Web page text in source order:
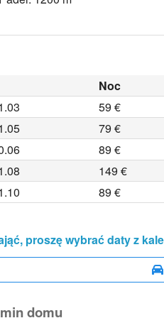
Noc
59 €
79 €
89 €
149 €
89 €
proszę wybrać daty z
domu